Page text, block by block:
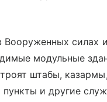
Вооруженных силах
модульные
штабы,
и другие